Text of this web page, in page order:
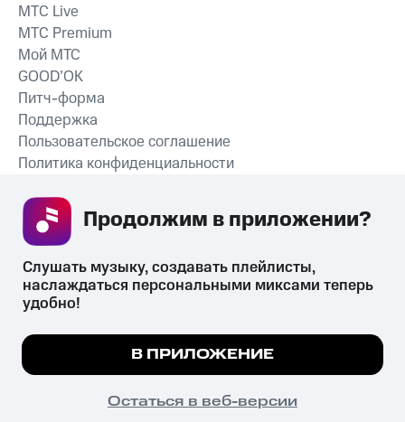
СКАЧАТЬ ПРИЛОЖЕНИЕ
MTС Live
MTС Premium
Мой МТС
GOOD’OK
Питч-форма
Поддержка
Пользовательское соглашение
Политика конфиденциальности
психотропных веществ, их аналогов причиняет вред здоровью,
их незаконный оборот запрещён и влечёт установленную
законодательством ответственность.
© 2026 ООО «КИОН».
Все права защищены
Мы используем куки, чтобы на сайте все
Подробнее
ПОНЯТНО
Слушать музыку, создавать плейлисты,
наслаждаться персональными миксами теперь
удобно!
В ПРИЛОЖЕНИЕ
Остаться в веб-версии